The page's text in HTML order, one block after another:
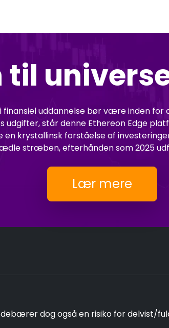
til
finansiel uddannelse bør være inden
står denne Ethereon Edge
krystallinsk forståelse af
stræben, efterhånden som 2025
Lær mere
dog også en risiko for delvist/